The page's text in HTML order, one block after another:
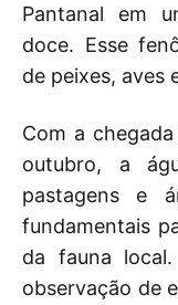
Pantanal em
doce. Esse
de peixes, aves
Com a
outubro, a
pastagens e
fundamentais
da fauna
observação de